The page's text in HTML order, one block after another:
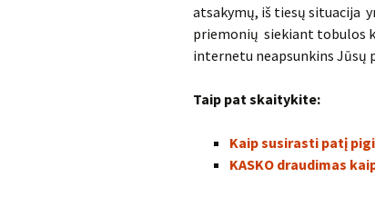
atsakymų, iš tiesų situacija
priemonių siekiant tobulos
internetu neapsunkins Jūsų
Taip pat skaitykite:
Kaip susirasti patį
KASKO draudimas